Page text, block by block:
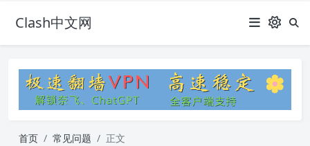
Clash中文网
首页 常见问题 正文